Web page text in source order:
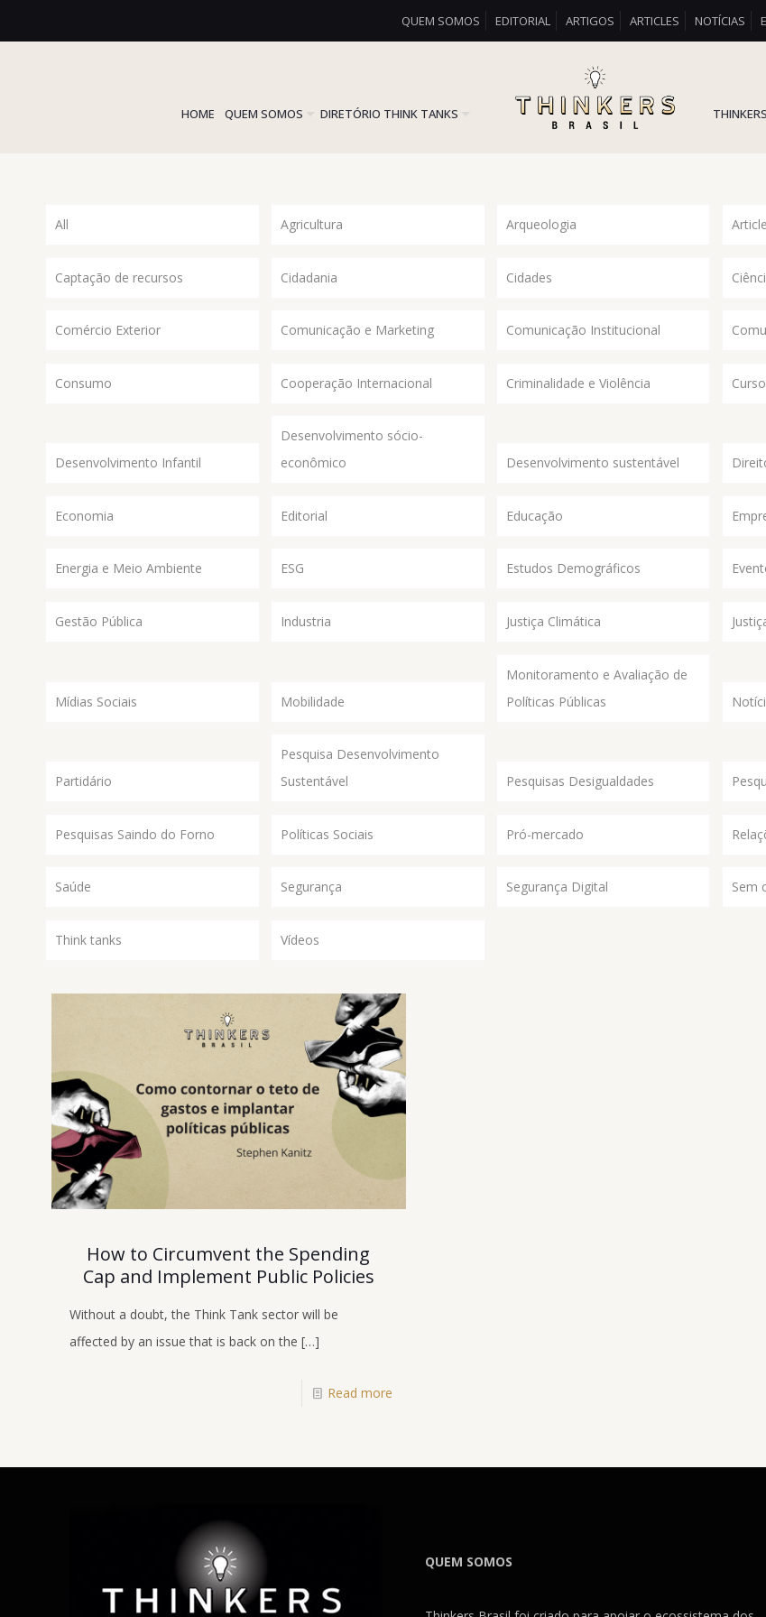
QUEM SOMOS EDITORIAL ARTIGOS ARTICLES NOTÍCIAS
HOME QUEM SOMOS DIRETÓRIO THINK TANKS
All Agricultura Arqueologia
Captação de recursos Cidadania Cidades
Comércio Exterior Comunicação e Marketing Comunicação Institucional
Consumo Cooperação Internacional Criminalidade e Violência
Desenvolvimento Infantil
Desenvolvimento sócio-
econômico
Desenvolvimento sustentável
Economia Editorial Educação
Energia e Meio Ambiente ESG Estudos Demográficos
Gestão Pública Industria Justiça Climática
Mídias Sociais Mobilidade
Monitoramento e Avaliação de
Políticas Públicas
Partidário
Pesquisa Desenvolvimento
Sustentável
Pesquisas Desigualdades
Pesquisas Saindo do Forno Políticas Sociais Pró-mercado
Saúde Segurança Segurança Digital Sem
Think tanks Vídeos
How to Circumvent the Spending
Cap and Implement Public Policies
Without a doubt, the Think Tank sector will be
affected by an issue that is back on the […]
Read more
QUEM SOMOS